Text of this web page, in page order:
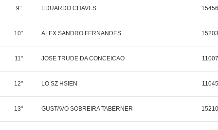
9° EDUARDO CHAVES
10° ALEX SANDRO FERNANDES
11° JOSE TRUDE DA CONCEICAO
12° LO SZ HSIEN
13° GUSTAVO SOBREIRA TABERNER